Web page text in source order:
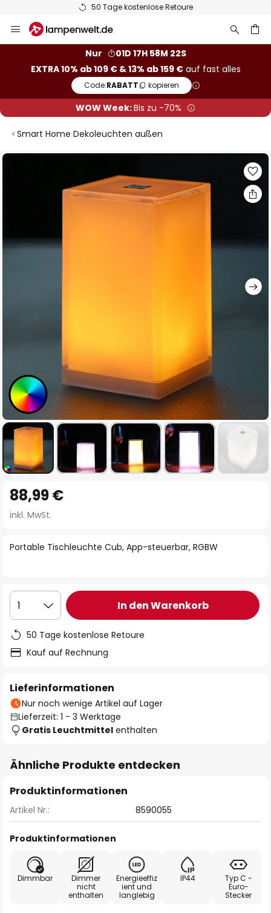
50 Tage kostenlose Retoure
Inhalt
Nur
01D 17H 58M 21S
EXTRA 10% ab 109 € & 13% ab 159 €auf fast alles
Code:RABATT kopieren
WOW Week:Bis zu -70%
Smart Home Dekoleuchten außen
Zum
Anfang
der
springen
Portable Tischleuchte Cub, App-steuerbar, RGBW
88,99 €
inkl. MwSt.
1 In den Warenkorb
50 Tage kostenlose Retoure
Kauf auf Rechnung
Lieferinformationen
Nur noch wenige Artikel auf Lager
Lieferzeit: 1 - 3 Werktage
Gratis Leuchtmittel enthalten
Ähnliche Produkte entdecken
Produktinformationen
Artikel Nr.: 8590055
Produktinformationen
Dimmbar
Dimmer
nicht
enthalten
Energieeffiz
ient und
langlebig
IP44
Typ C -
Euro-
Stecker